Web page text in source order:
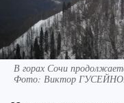
В горах Сочи
Фото: Виктор